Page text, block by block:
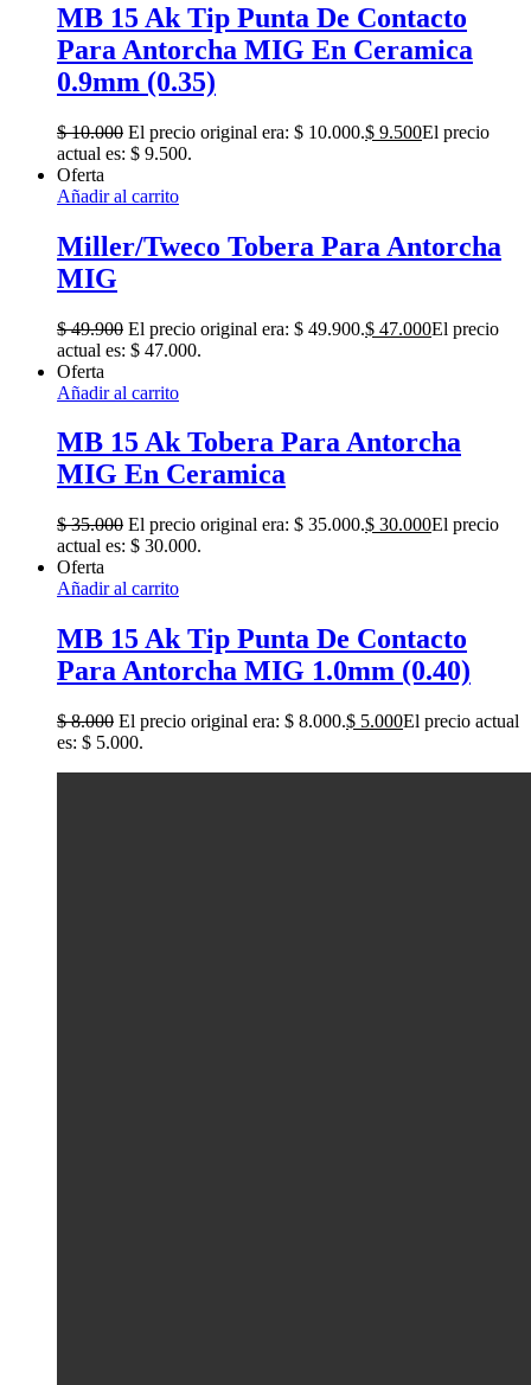
MB 15 Ak Tip Punta De Contacto
Para Antorcha MIG En Ceramica
0.9mm (0.35)
$10.000 El precio original era: $ 10.000.$ 9.500El precio
actual es: $ 9.500.
Oferta
Añadir al carrito
Miller/Tweco Tobera Para Antorcha
MIG
$49.900 El precio original era: $ 49.900.$ 47.000El precio
actual es: $ 47.000.
Oferta
Añadir al carrito
MB 15 Ak Tobera Para Antorcha
MIG En Ceramica
$35.000 El precio original era: $ 35.000.$ 30.000El precio
actual es: $ 30.000.
Oferta
Añadir al carrito
MB 15 Ak Tip Punta De Contacto
Para Antorcha MIG 1.0mm (0.40)
$8.000 El precio original era: $ 8.000.$ 5.000El precio actual
es: $ 5.000.